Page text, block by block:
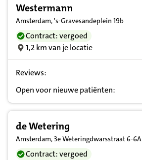
Westermann
Amsterdam, 's-Gravesandeplein 19b
Contract: vergoed
1,2 km van je locatie
Reviews:
Open voor nieuwe patiënten:
de Wetering
Amsterdam, 3e Weteringdwarsstraat 6-6A
Contract: vergoed